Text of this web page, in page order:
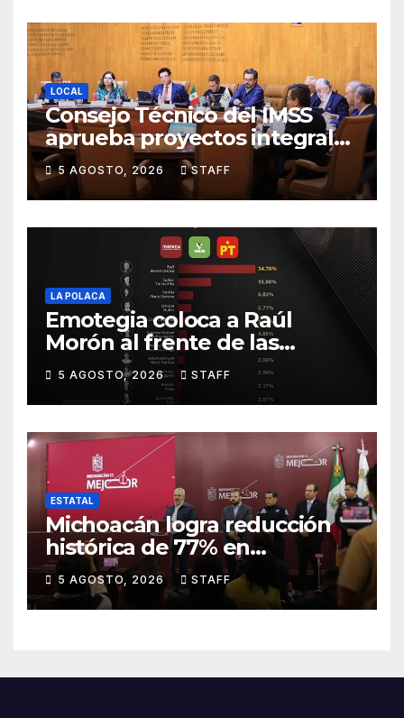
LOCAL
Consejo Técnico del IMSS
aprueba proyectos integrales
para construcción de tres
UMF en Michoacán y Estado
de México
5 AGOSTO, 2026 STAFF
LA POLACA
Emotegia coloca a Raúl
Morón al frente de las
preferencias internas de
Morena
5 AGOSTO, 2026 STAFF
ESTATAL
Michoacán logra reducción
histórica de 77% en
homicidios respecto al punto
más alto en 2021
5 AGOSTO, 2026 STAFF